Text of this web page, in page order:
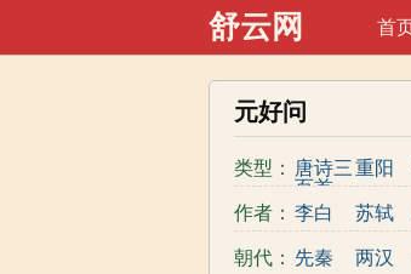
舒云网 首
元好问
类型：
唐诗三
百首
重阳
战争
作者： 李白 苏轼
秦观
王勃
朝代： 先秦 两汉